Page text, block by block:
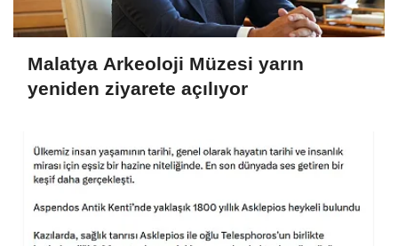
Malatya Arkeoloji Müzesi yarın
yeniden ziyarete açılıyor